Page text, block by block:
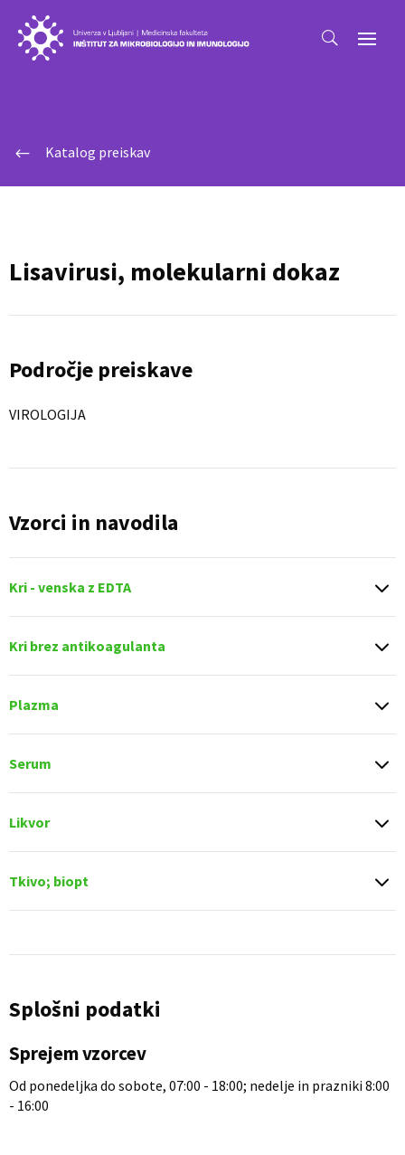
# Katalog preiskav
Lisavirusi, molekularni dokaz
Področje preiskave
VIROLOGIJA
Vzorci in navodila
Kri - venska z EDTA
Kri brez antikoagulanta
Plazma
Serum
Likvor
Tkivo; biopt
Splošni podatki
Sprejem vzorcev
Od ponedeljka do sobote, 07:00 - 18:00; nedelje in prazniki 8:00
- 16:00